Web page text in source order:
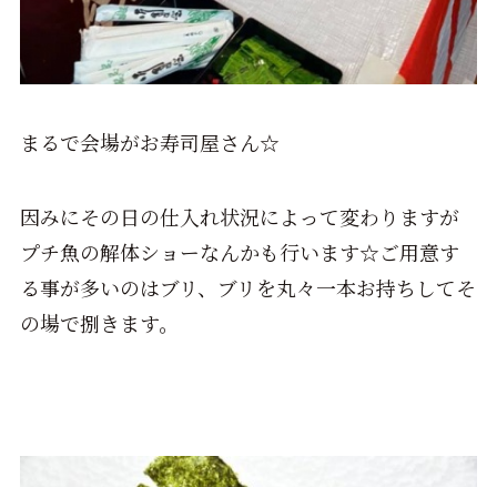
まるで会場がお寿司屋さん☆
因みにその日の仕入れ状況によって変わりますが
プチ魚の解体ショーなんかも行います☆ご用意す
る事が多いのはブリ、ブリを丸々一本お持ちしてそ
の場で捌きます。